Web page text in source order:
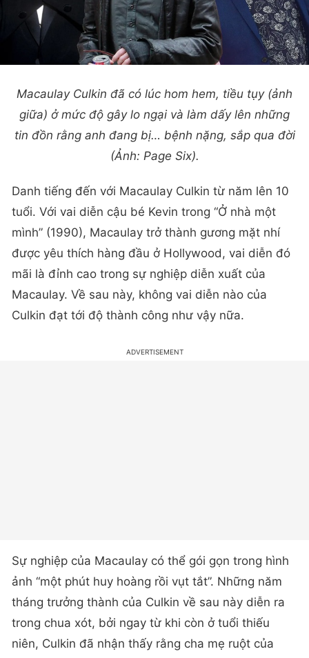
Macaulay Culkin đã có lúc hom hem, tiều tụy (ảnh
giữa) ở mức độ gây lo ngại và làm dấy lên những
tin đồn rằng anh đang bị… bệnh nặng, sắp qua đời
(Ảnh: Page Six).
Danh tiếng đến với Macaulay Culkin từ năm lên 10
tuổi. Với vai diễn cậu bé Kevin trong “Ở nhà một
mình” (1990), Macaulay trở thành gương mặt nhí
được yêu thích hàng đầu ở Hollywood, vai diễn đó
mãi là đỉnh cao trong sự nghiệp diễn xuất của
Macaulay. Về sau này, không vai diễn nào của
Culkin đạt tới độ thành công như vậy nữa.
Sự nghiệp của Macaulay có thể gói gọn trong hình
ảnh “một phút huy hoàng rồi vụt tắt”. Những năm
tháng trưởng thành của Culkin về sau này diễn ra
trong chua xót, bởi ngay từ khi còn ở tuổi thiếu
niên, Culkin đã nhận thấy rằng cha mẹ ruột của